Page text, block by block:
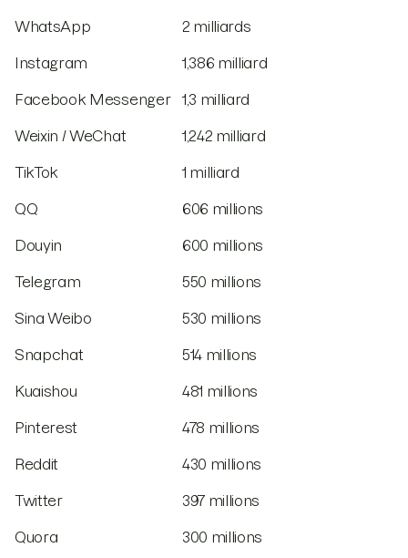
WhatsApp 2 milliards
Instagram 1,386 milliard
Facebook Messenger 1,3 milliard
Weixin / WeChat 1,242 milliard
TikTok 1 milliard
QQ 606 millions
Douyin 600 millions
Telegram 550 millions
Sina Weibo 530 millions
Snapchat 514 millions
Kuaishou 481 millions
Pinterest 478 millions
Reddit 430 millions
Twitter 397 millions
Quora 300 millions